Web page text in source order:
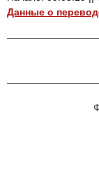
Данные о